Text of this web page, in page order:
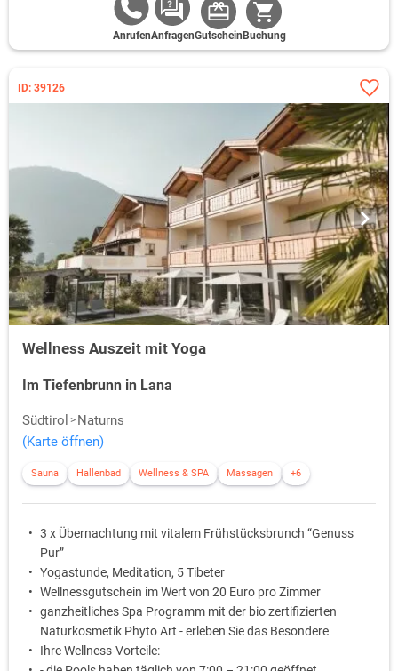
AnrufenAnfragenGutschein Buchung
ID: 39126
Wellness Auszeit mit Yoga
Im Tiefenbrunn in Lana
Südtirol
Naturns
(Karte öffnen)
Sauna Hallenbad Wellness & SPA Massagen +6
3 x Übernachtung mit vitalem Frühstücksbrunch “Genuss
Pur”
Yogastunde, Meditation, 5 Tibeter
Wellnessgutschein im Wert von 20 Euro pro Zimmer
ganzheitliches Spa Programm mit der bio zertifizierten
Naturkosmetik Phyto Art - erleben Sie das Besondere
Ihre Wellness-Vorteile: